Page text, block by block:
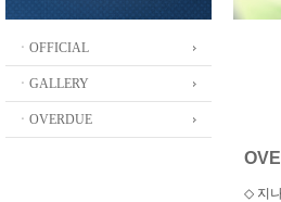
ㆍOFFICIAL
ㆍGALLERY
ㆍOVERDUE
◇ 지